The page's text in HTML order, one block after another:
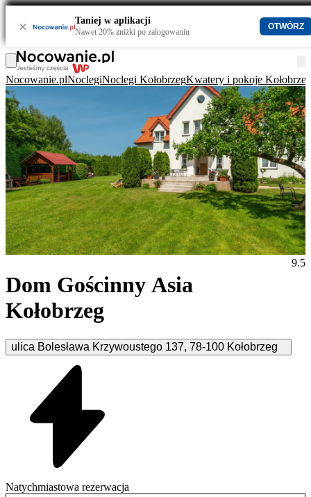
× Taniej w aplikacji
Nawet 20% zniżki po zalogowaniu
OTWÓRZ
Nocowanie.plNoclegiNoclegi KołobrzegKwatery i pokoje Kołobrzeg
Dom Gościnny Asia
Kołobrzeg
ulica Bolesława Krzywoustego 137, 78-100 Kołobrzeg
9.5
Natychmiastowa rezerwacja